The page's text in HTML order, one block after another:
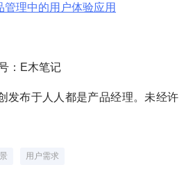
管理中的用户体验应用
：E木笔记
发布于人人都是产品经理。未经许
用户需求